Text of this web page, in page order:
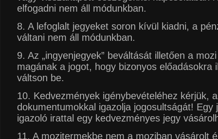
elfogadni nem áll módunkban.
8. A lefoglalt jegyeket soron kívül kiadni, a
váltani nem áll módunkban.
9. Az „ingyenjegyek” beváltását illetően a
magának a jogot, hogy bizonyos előadásokra
váltson be.
10. Kedvezmények igénybevételéhez kérjük,
dokumentumokkal igazolja jogosultságát! Egy
igazoló irattal egy kedvezményes jegy
11. A mozitermekbe nem a moziban vásárolt